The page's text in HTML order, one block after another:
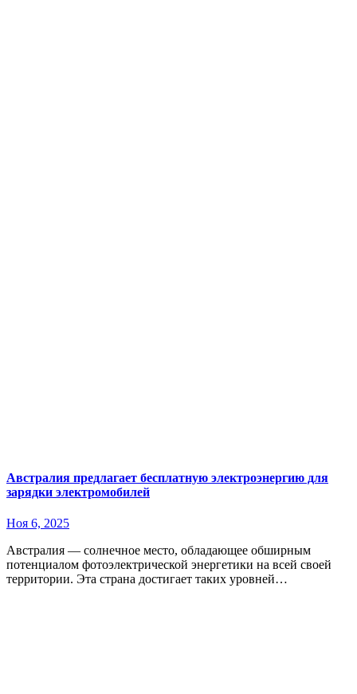
Австралия предлагает бесплатную электроэнергию для
зарядки электромобилей
Ноя 6, 2025
Австралия — солнечное место, обладающее обширным
потенциалом фотоэлектрической энергетики на всей своей
территории. Эта страна достигает таких уровней…